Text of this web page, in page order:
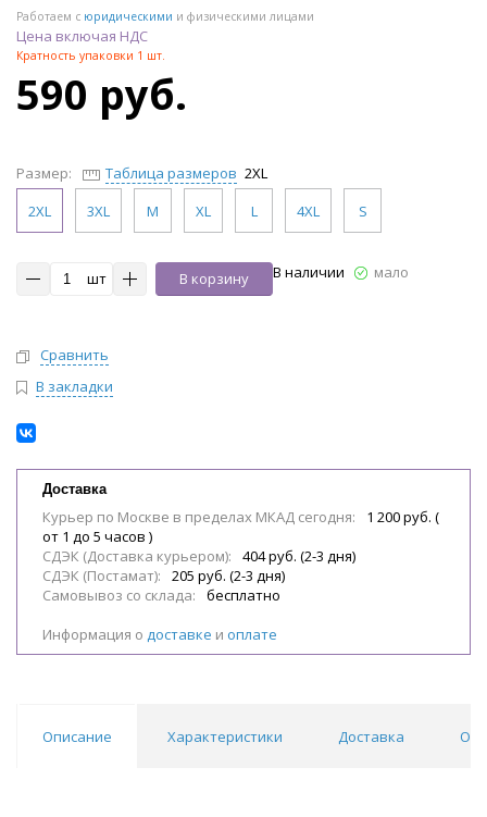
Работаем с юридическими и физическими лицами
Цена включая НДС
Кратность упаковки 1 шт.
590 руб.
Размер: Таблица размеров 2XL
2XL
3XL M XL L 4XL S
шт В корзину В наличии мало
Сравнить
В закладки
Доставка
Курьер по Москве в пределах МКАД сегодня:
1 200 руб. (
от 1 до 5 часов )
СДЭК (Доставка курьером):
404 руб. (2-3 дня)
СДЭК (Постамат):
205 руб. (2-3 дня)
Самовывоз со склада:
бесплатно
Информация о доставке и оплате
Описание Характеристики Доставка